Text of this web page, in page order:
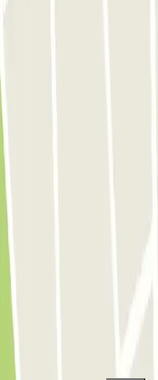
P4 Longue Durée
Beauvais
et
concours et